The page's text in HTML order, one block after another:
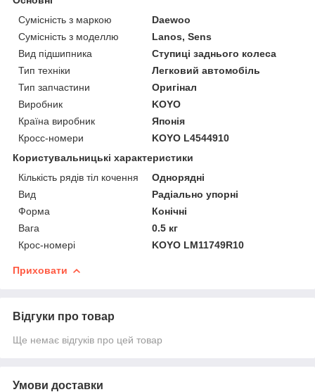
Сумісність з маркою
Daewoo
Сумісність з моделлю
Lanos, Sens
Вид підшипника
Ступиці заднього колеса
Тип техніки
Легковий автомобіль
Тип запчастини
Оригінал
Виробник
KOYO
Країна виробник
Японія
Кросс-номери
KOYO L4544910
Користувальницькі характеристики
Кількість рядів тіл кочення
Однорядні
Вид
Радіально упорні
Форма
Конічні
Вага
0.5 кг
Крос-номері
KOYO LM11749R10
Приховати
Відгуки про товар
Ще немає відгуків про цей товар
Умови доставки